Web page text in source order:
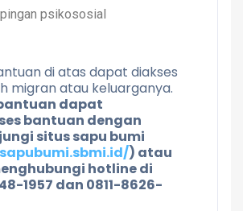
psikososial
di atas dapat diakses
migran atau keluarganya.
dapat
bantuan dengan
situs sapu bumi
) atau
hotline di
1957 dan 0811-8626-